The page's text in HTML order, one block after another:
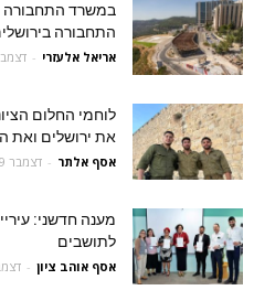
התחבורה
אריאל אלעזרי - דצמבר 19,
לוחמי החלום
את ירושלים ואת
אסף אלתר - דצמבר 9, 2024
מענה חדשני:
לתושבים
אסף אוהב ציון - דצמבר